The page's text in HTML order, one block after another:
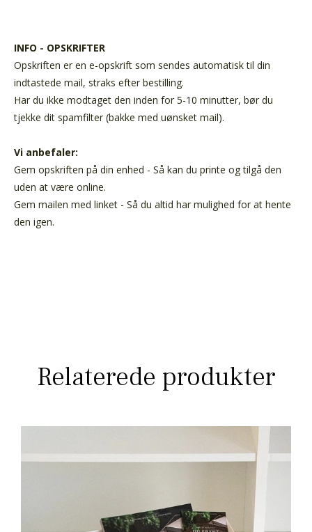
INFO - OPSKRIFTER
Opskriften er en e-opskrift som sendes automatisk til din
indtastede mail, straks efter bestilling.
Har du ikke modtaget den inden for 5-10 minutter, bør du
tjekke dit spamfilter (bakke med uønsket mail).
Vi anbefaler:
Gem opskriften på din enhed - Så kan du printe og tilgå den
uden at være online.
Gem mailen med linket - Så du altid har mulighed for at hente
den igen.
Relaterede produkter